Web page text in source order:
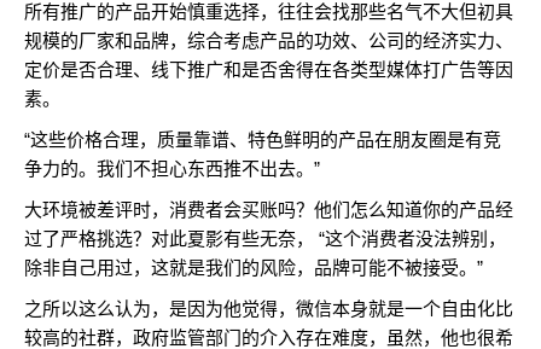
所有推广的产品开始慎重选择，往往会找那些名气不大但初具
规模的厂家和品牌，综合考虑产品的功效、公司的经济实力、
定价是否合理、线下推广和是否舍得在各类型媒体打广告等因
素。
“这些价格合理，质量靠谱、特色鲜明的产品在朋友圈是有竞
争力的。我们不担心东西推不出去。”
大环境被差评时，消费者会买账吗？他们怎么知道你的产品经
过了严格挑选？对此夏影有些无奈， “这个消费者没法辨别，
除非自己用过，这就是我们的风险，品牌可能不被接受。”
之所以这么认为，是因为他觉得，微信本身就是一个自由化比
较高的社群，政府监管部门的介入存在难度，虽然，他也很希